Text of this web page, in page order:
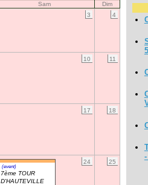
Sam
Dim
3 4
10 11
17 18
24
(event)
7ème TOUR
D'HAUTEVILLE
25